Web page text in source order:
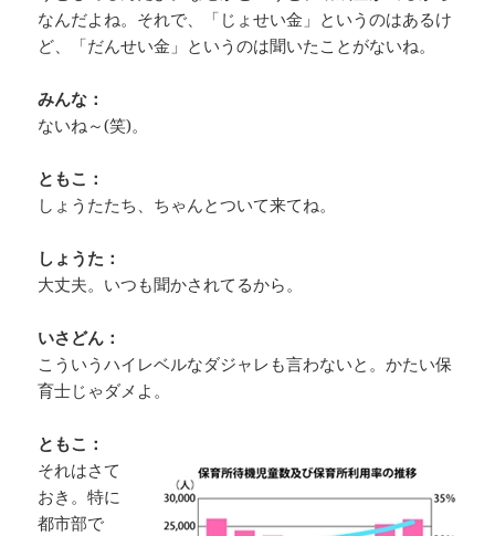
なんだよね。それで、「じょせい金」というのはあるけ
ど、「だんせい金」というのは聞いたことがないね。
みんな：
ないね～(笑)。
ともこ：
しょうたたち、ちゃんとついて来てね。
しょうた：
大丈夫。いつも聞かされてるから。
いさどん：
こういうハイレベルなダジャレも言わないと。かたい保
育士じゃダメよ。
ともこ：
それはさて
おき。特に
都市部で